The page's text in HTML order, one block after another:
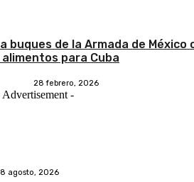
buques de la Armada de México
para Cuba
28 febrero, 2026
Advertisement -
8 agosto, 2026